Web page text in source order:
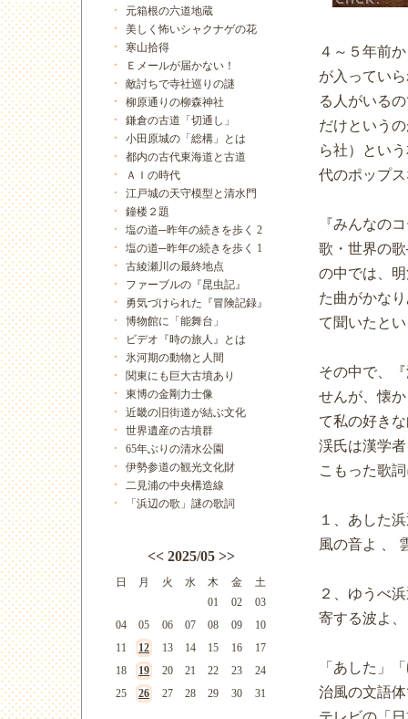
元箱根の六道地蔵
美しく怖いシャクナゲの花
寒山拾得
Ｅメールが届かない！
敵討ちで寺社巡りの謎
柳原通りの柳森神社
鎌倉の古道「切通し」
小田原城の「総構」とは
都内の古代東海道と古道
ＡＩの時代
江戸城の天守模型と清水門
鐘楼２題
塩の道─昨年の続きを歩く 2
塩の道─昨年の続きを歩く 1
古綾瀬川の最終地点
ファーブルの『昆虫記』
勇気づけられた『冒険記録』
博物館に「能舞台」
ビデオ『時の旅人』とは
氷河期の動物と人間
関東にも巨大古墳あり
東博の金剛力士像
近畿の旧街道が結ぶ文化
世界遺産の古墳群
65年ぶりの清水公園
伊勢参道の観光文化財
二見浦の中央構造線
「浜辺の歌」謎の歌詞
<< 2025/05 >>
日 月 火 水 木 金
土
01
02
03
04
05 06 07 08 09
10
11
12 13 14 15 16
17
18
19 20 21 22 23
24
25
26 27 28 29 30 31
４～５年前
が入ってい
る人がいる
だけという
ら社）とい
代のポップ
『みんなの
歌・世界の
の中では、
た曲がかな
て聞いたと
その中で、
せんが、懐
て私の好き
渓氏は漢学
こもった歌
１、あした
風の音よ 、
２、ゆうべ
寄する波よ
「あした」
治風の文語